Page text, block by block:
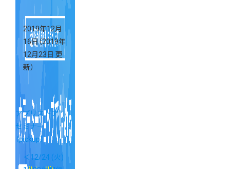
2019年12月
16日（2019年
12月23日 更
新）
アプリストア
セミナー
（pickup）
＜12/24 (火)